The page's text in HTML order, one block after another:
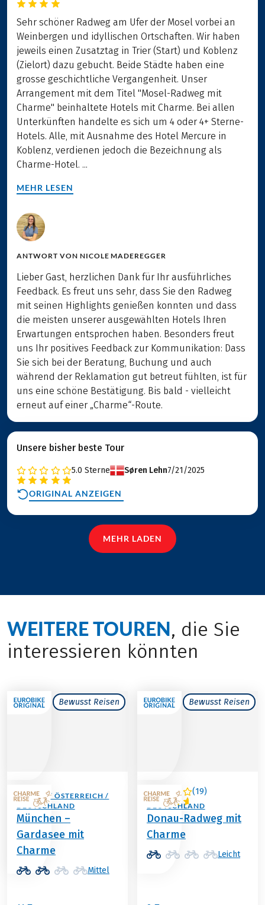
Sehr schöner Radweg am Ufer der Mosel vorbei an
Weinbergen und idyllischen Ortschaften. Wir haben
jeweils einen Zusatztag in Trier (Start) und Koblenz
(Zielort) dazu gebucht. Beide Städte haben eine
grosse geschichtliche Vergangenheit. Unser
Arrangement mit dem Titel "Mosel-Radweg mit
Charme" beinhaltete Hotels mit Charme. Bei allen
Unterkünften handelte es sich um 4 oder 4+ Sterne-
Hotels. Alle, mit Ausnahme des Hotel Mercure in
Koblenz, verdienen jedoch die Bezeichnung als
Charme-Hotel. ...
MEHR LESEN
ANTWORT VON NICOLE MADEREGGER
Lieber Gast, herzlichen Dank für Ihr ausführliches
Feedback. Es freut uns sehr, dass Sie den Radweg
mit seinen Highlights genießen konnten und dass
die meisten unserer ausgewählten Hotels Ihren
Erwartungen entsprochen haben. Besonders freut
uns Ihr positives Feedback zur Kommunikation: Dass
Sie sich bei der Beratung, Buchung und auch
während der Reklamation gut betreut fühlten, ist für
uns eine schöne Bestätigung. Bis bald - vielleicht
erneut auf einer „Charme“-Route.
Unsere bisher beste Tour
5.0 Sterne Søren Lehn7/21/2025
ORIGINAL ANZEIGEN
MEHR LADEN
WEITERE TOUREN, die Sie
interessieren könnten
Bewusst Reisen
ITALIEN / ÖSTERREICH /
DEUTSCHLAND
München –
Gardasee mit
Charme
Mittel
Bewusst Reisen
(19)
ÖSTERREICH /
DEUTSCHLAND
Donau-Radweg mit
Charme
Leicht